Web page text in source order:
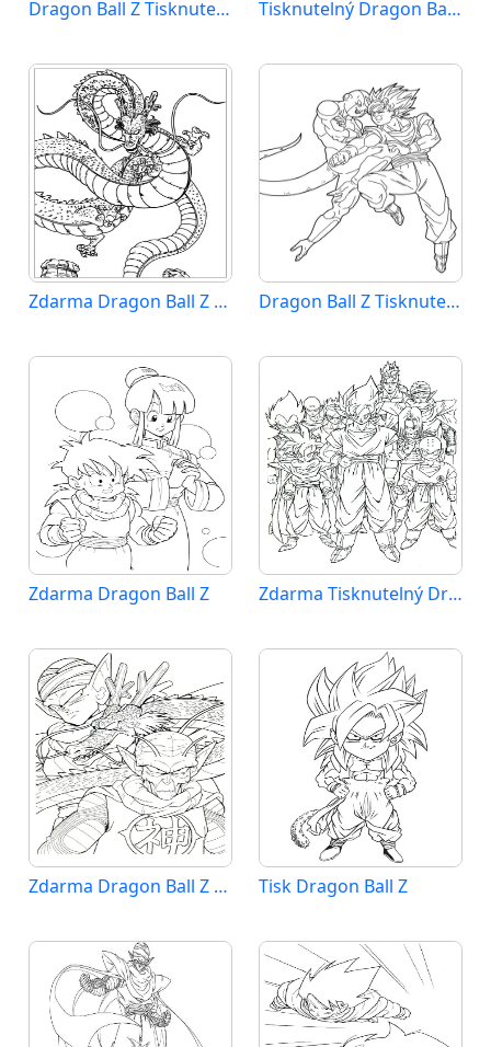
Dragon Ball Z Tisknutelný pro Děti Tisknutelný Dragon Ball Z Obrázek pro Děti
Zdarma Dragon Ball Z k Tisku pro Děti Dragon Ball Z Tisknutelný Zdarma
Zdarma Dragon Ball Z Zdarma Tisknutelný Dragon Ball Z
Zdarma Dragon Ball Z Vymalovatelné Tisk Dragon Ball Z